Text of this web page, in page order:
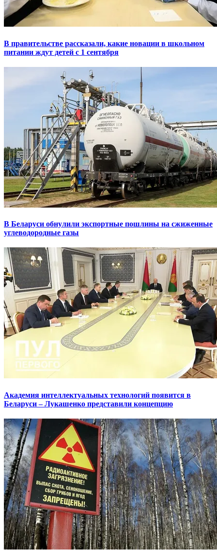
В правительстве рассказали, какие новации в школьном
питании ждут детей с 1 сентября
В Беларуси обнулили экспортные пошлины на сжиженные
углеводородные газы
Академия интеллектуальных технологий появится в
Беларуси – Лукашенко представили концепцию